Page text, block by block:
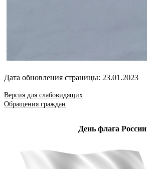
Дата обновления страницы: 23.01.2023
Версия для слабовидящих
Обращения граждан
День флага России